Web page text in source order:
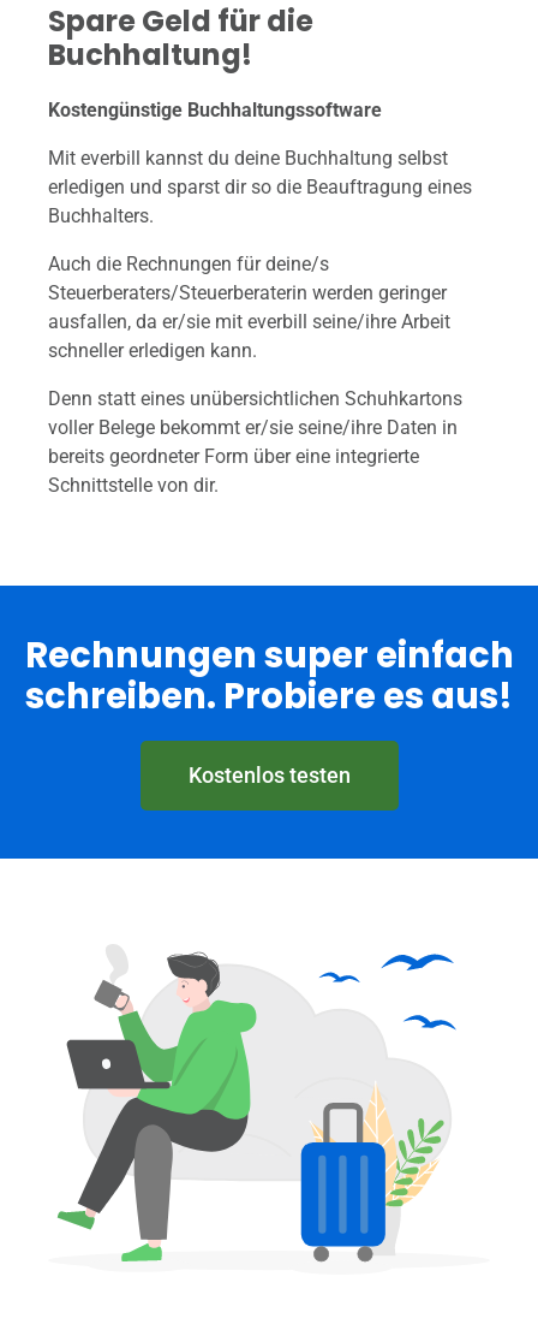
Spare Geld für die
Buchhaltung!
Kostengünstige Buchhaltungssoftware
Mit everbill kannst du deine Buchhaltung selbst
erledigen und sparst dir so die Beauftragung eines
Buchhalters.
Auch die Rechnungen für deine/s
Steuerberaters/Steuerberaterin werden geringer
ausfallen, da er/sie mit everbill seine/ihre Arbeit
schneller erledigen kann.
Denn statt eines unübersichtlichen Schuhkartons
voller Belege bekommt er/sie seine/ihre Daten in
bereits geordneter Form über eine integrierte
Schnittstelle von dir.
Rechnungen super einfach
schreiben. Probiere es aus!
Kostenlos testen